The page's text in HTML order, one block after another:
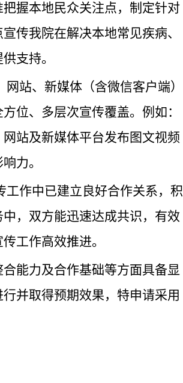
握本地民众关注点，制定针对
传我院在解决本地常见疾病、
支持。
站、新媒体（含微信客户端）
位、多层次宣传覆盖。例如：
站及新媒体平台发布图文视频
力。
作中已建立良好合作关系，积
，双方能迅速达成共识，有效
工作高效推进。
能力及合作基础等方面具备显
并取得预期效果，特申请采用